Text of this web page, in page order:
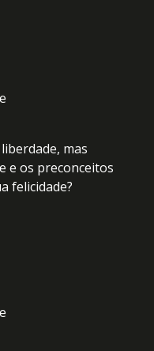
mas
e os preconceitos
felicidade?